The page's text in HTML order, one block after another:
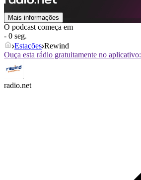
Mais informações
O podcast começa em
- 0 seg.
Estações Rewind
Ouça esta rádio gratuitamente no aplicativo:
radio.net